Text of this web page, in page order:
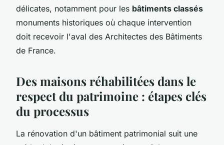
délicates, notamment pour les bâtiments classés
monuments historiques où chaque intervention
doit recevoir l'aval des Architectes des Bâtiments
de France.
Des maisons réhabilitées dans le
respect du patrimoine : étapes clés
du processus
La rénovation d'un bâtiment patrimonial suit une